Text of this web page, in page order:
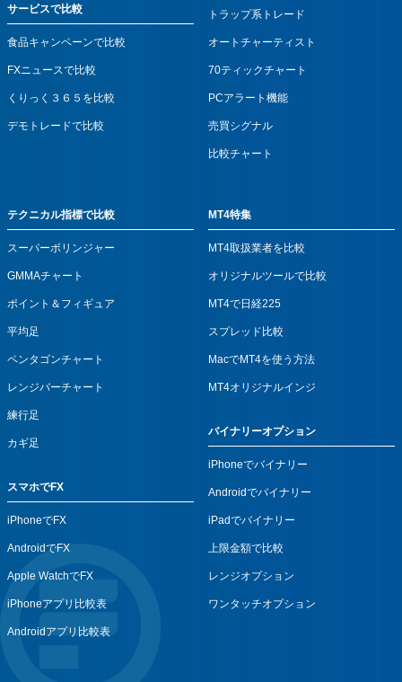
サービスで比較
食品キャンペーンで比較
FXニュースで比較
くりっく３６５を比較
デモトレードで比較
トラップ系トレード
オートチャーティスト
70ティックチャート
PCアラート機能
売買シグナル
比較チャート
テクニカル指標で比較
スーパーボリンジャー
GMMAチャート
ポイント＆フィギュア
平均足
ペンタゴンチャート
レンジバーチャート
練行足
カギ足
スマホでFX
iPhoneでFX
AndroidでFX
Apple WatchでFX
iPhoneアプリ比較表
Androidアプリ比較表
MT4特集
MT4取扱業者を比較
オリジナルツールで比較
MT4で日経225
スプレッド比較
MacでMT4を使う方法
MT4オリジナルインジ
バイナリーオプション
iPhoneでバイナリー
Androidでバイナリー
iPadでバイナリー
上限金額で比較
レンジオプション
ワンタッチオプション